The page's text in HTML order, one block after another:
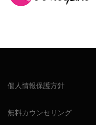
個人情報保護方針
無料カウンセリング